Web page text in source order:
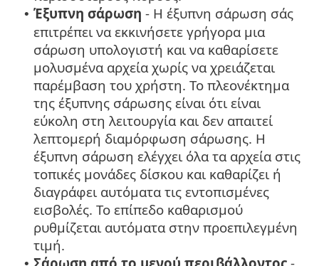
• Έξυπνη σάρωση - Η έξυπνη σάρωση σάς
επιτρέπει να εκκινήσετε γρήγορα μια
σάρωση υπολογιστή και να καθαρίσετε
μολυσμένα αρχεία χωρίς να χρειάζεται
παρέμβαση του χρήστη. Το πλεονέκτημα
της έξυπνης σάρωσης είναι ότι είναι
εύκολη στη λειτουργία και δεν απαιτεί
λεπτομερή διαμόρφωση σάρωσης. Η
έξυπνη σάρωση ελέγχει όλα τα αρχεία στις
τοπικές μονάδες δίσκου και καθαρίζει ή
διαγράφει αυτόματα τις εντοπισμένες
εισβολές. Το επίπεδο καθαρισμού
ρυθμίζεται αυτόματα στην προεπιλεγμένη
τιμή.